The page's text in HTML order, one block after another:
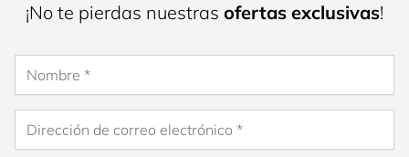
¡No te pierdas nuestras ofertas exclusivas!